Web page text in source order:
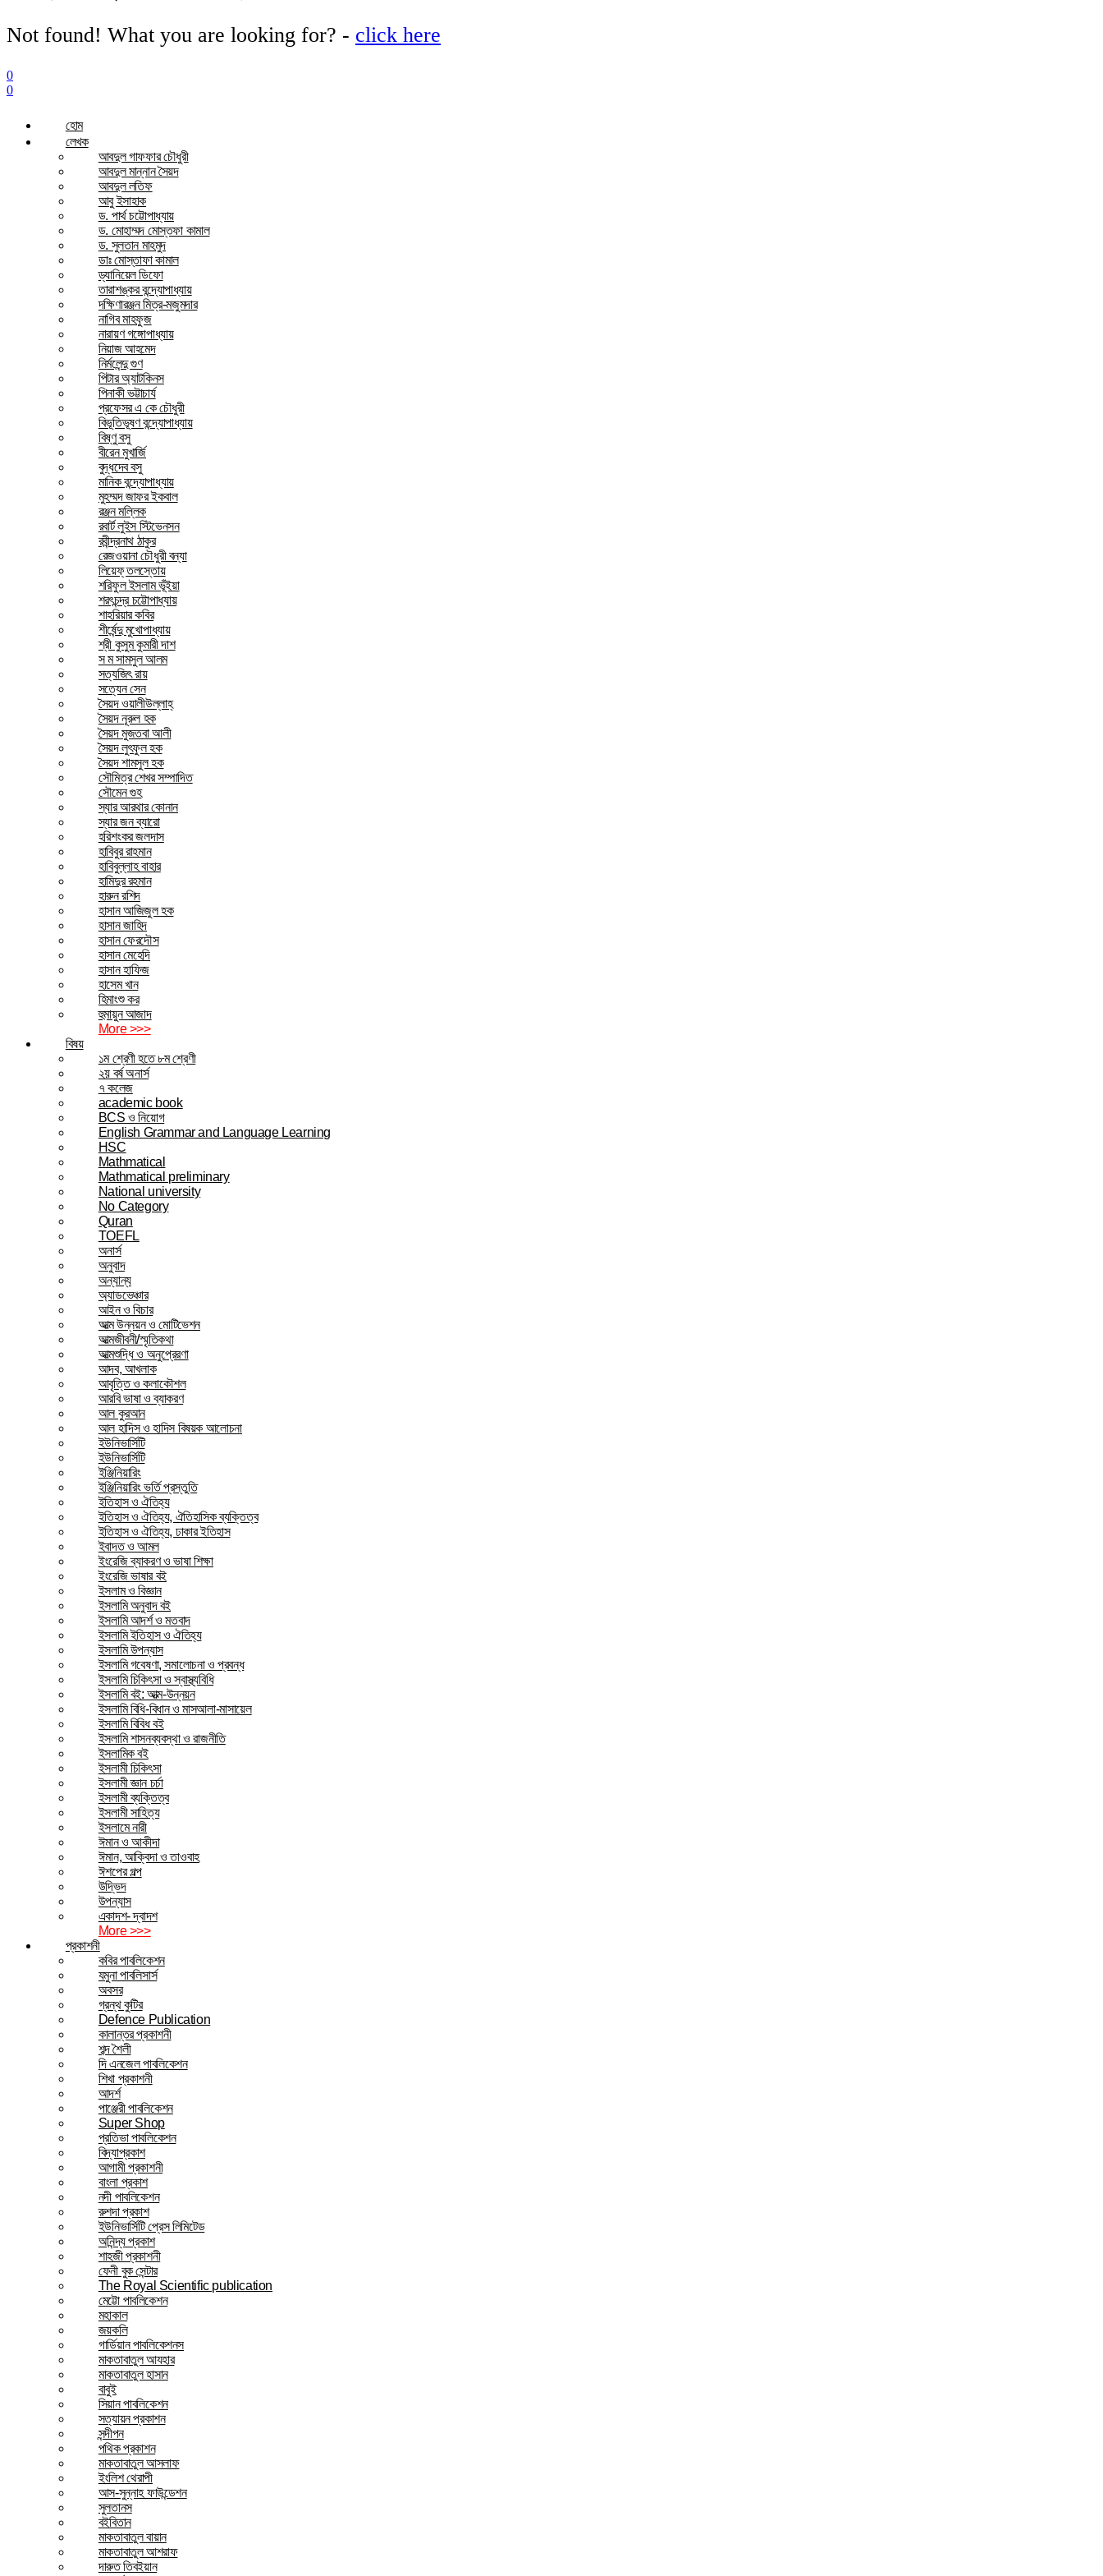
Not found! What you are looking for? - click here
0
0
হোম
লেখক
আবদুল গাফফার চৌধুরী
আবদুল মান্নান সৈয়দ
আবদুল লতিফ
আবু ইসাহাক
ড. পার্থ চট্টোপাধ্যায়
ড. মোহাম্মদ মোস্তফা কামাল
ড. সুলতান মাহমুদ
ডাঃ মোস্তাফা কামাল
ড্যানিয়েল ডিফো
তারাশঙ্কর বন্দ্যোপাধ্যায়
দক্ষিণারঞ্জন মিত্র-মজুমদার
নাগিব মাহফুজ
নারায়ণ গঙ্গোপাধ্যায়
নিয়াজ আহমেদ
নির্মলেন্দু গুণ
পিটার অ্যাটকিনস
পিনাকী ভট্টাচার্য
প্রফেসর এ কে চৌধুরী
বিভূতিভূষণ বন্দ্যোপাধ্যায়
বিষ্ণু বসু
বীরেন মুখার্জি
বুদ্ধদেব বসু
মানিক বন্দ্যোপাধ্যায়
মুহম্মদ জাফর ইকবাল
রঞ্জন মল্লিক
রবার্ট লুইস স্টিভেনসন
রবীন্দ্রনাথ ঠাকুর
রেজওয়ানা চৌধুরী বন্যা
লিয়েফ্ তলস্তোয়
শরিফুল ইসলাম ভূঁইয়া
শরৎচন্দ্র চট্টোপাধ্যায়
শাহরিয়ার কবির
শীর্ষেন্দু মুখোপাধ্যায়
শ্রী কুসুম কুমারী দাশ
স ম সামসুল আলম
সত্যজিৎ রায়
সত্যেন সেন
সৈয়দ ওয়ালীউল্লাহ্
সৈয়দ নূরুল হক
সৈয়দ মুজতবা আলী
সৈয়দ লুৎফুল হক
সৈয়দ শামসুল হক
সৌমিত্র শেখর সম্পাদিত
সৌমেন গুহ
স্যার আরথার কোনান
স্যার জন ব্যারো
হরিশংকর জলদাস
হাবিবুর রাহমান
হাবিবুল্লাহ বাহার
হামিদুর রহমান
হারুন রশিদ
হাসান আজিজুল হক
হাসান জাহিদ
হাসান ফেরদৌস
হাসান মেহেদি
হাসান হাফিজ
হাসেম খান
হিমাংশু কর
হুমায়ুন আজাদ
More >>>
বিষয়
১ম শ্রেণী হতে ৮ম শ্রেণী
২য় বর্ষ অনার্স
৭ কলেজ
academic book
BCS ও নিয়োগ
English Grammar and Language Learning
HSC
Mathmatical
Mathmatical preliminary
National university
No Category
Quran
TOEFL
অনার্স
অনুবাদ
অন্যান্য
অ্যাডভেঞ্চার
আইন ও বিচার
আত্ম উন্নয়ন ও মোটিভেশন
আত্মজীবনী/স্মৃতিকথা
আত্মশুদ্ধি ও অনুপ্রেরণা
আদব, আখলাক
আবৃত্তি ও কলাকৌশল
আরবি ভাষা ও ব্যাকরণ
আল কুরআন
আল হাদিস ও হাদিস বিষয়ক আলোচনা
ইউনিভার্সিটি
ইউনিভার্সিটি
ইঞ্জিনিয়ারিং
ইঞ্জিনিয়ারিং ভর্তি প্রস্তুতি
ইতিহাস ও ঐতিহ্য
ইতিহাস ও ঐতিহ্য, ঐতিহাসিক ব্যক্তিত্ব
ইতিহাস ও ঐতিহ্য, ঢাকার ইতিহাস
ইবাদত ও আমল
ইংরেজি ব্যাকরণ ও ভাষা শিক্ষা
ইংরেজি ভাষার বই
ইসলাম ও বিজ্ঞান
ইসলামি অনুবাদ বই
ইসলামি আদর্শ ও মতবাদ
ইসলামি ইতিহাস ও ঐতিহ্য
ইসলামি উপন্যাস
ইসলামি গবেষণা, সমালোচনা ও প্রবন্ধ
ইসলামি চিকিৎসা ও স্বাস্থ্যবিধি
ইসলামি বই: আত্ম-উন্নয়ন
ইসলামি বিধি-বিধান ও মাসআলা-মাসায়েল
ইসলামি বিবিধ বই
ইসলামি শাসনব্যবস্থা ও রাজনীতি
ইসলামিক বই
ইসলামী চিকিৎসা
ইসলামী জ্ঞান চর্চা
ইসলামী ব্যক্তিত্ব
ইসলামী সাহিত্য
ইসলামে নারী
ঈমান ও আকীদা
ঈমান, আক্বিদা ও তাওবাহ
ঈশপের গল্প
উদ্ভিদ
উপন্যাস
একাদশ- দ্বাদশ
More >>>
প্রকাশনী
কবির পাবলিকেশন
যমুনা পাবলিসার্স
অবসর
গ্রন্থ কুটির
Defence Publication
কালান্তর প্রকাশনী
শব্দ শৈলী
দি এনজেল পাবলিকেশন
শিখা প্রকাশনী
আদর্শ
পাঞ্জেরী পাবলিকেশন
Super Shop
প্রতিভা পাবলিকেশন
বিদ্যাপ্রকাশ
আগামী প্রকাশনী
বাংলা প্রকাশ
নদী পাবলিকেশন
রুশদা প্রকাশ
ইউনিভার্সিটি প্রেস লিমিটেড
অনিন্দ্য প্রকাশ
শাহজী প্রকাশনী
ফেনী বুক সেন্টার
The Royal Scientific publication
মেট্টো পাবলিকেশন
মহাকাল
জয়কলি
গার্ডিয়ান পাবলিকেশনস
মাকতাবাতুল আযহার
মাকতাবাতুল হাসান
বাবুই
সিয়ান পাবলিকেশন
সত্যায়ন প্রকাশন
সন্দীপন
পথিক প্রকাশন
মাকতাবাতুল আসলাফ
ইংলিশ থেরাপী
আস-সুন্নাহ ফাউন্ডেশন
সুলতানস
বইবিতান
মাকতাবাতুল বায়ান
মাকতাবাতুল আশরাফ
দারুত তিবইয়ান